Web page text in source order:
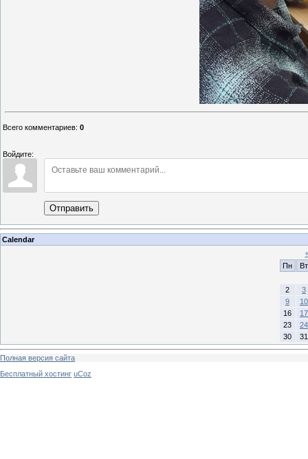
Всего комментариев: 0
Войдите:
Отправить
Calendar
Пн
Вт
2
3
9
10
16
17
23
24
30
31
Полная версия сайта
Бесплатный хостинг uCoz